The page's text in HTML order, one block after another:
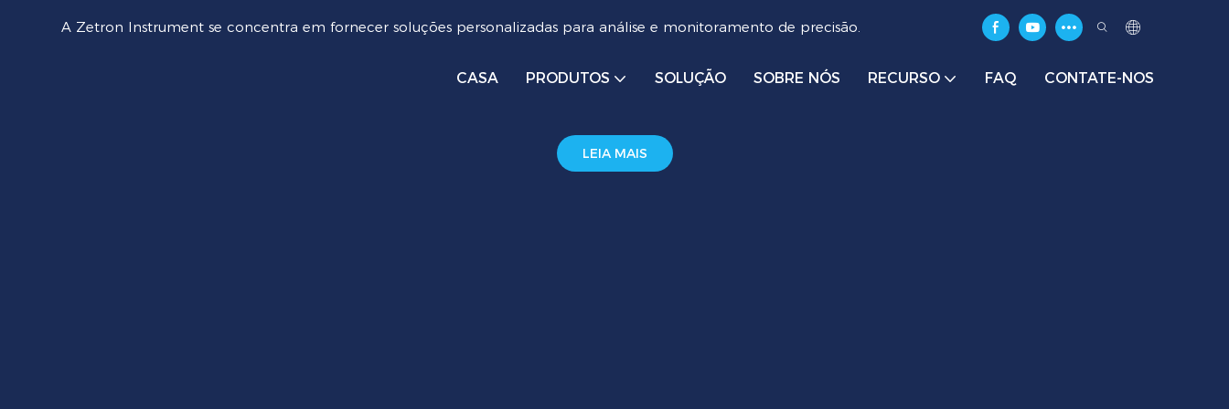
A Zetron Instrument se concentra em fornecer soluções personalizadas para análise e monitoramento de precisão.
CASA PRODUTOS SOLUÇÃO SOBRE NÓS RECURSO FAQ CONTATE-NOS